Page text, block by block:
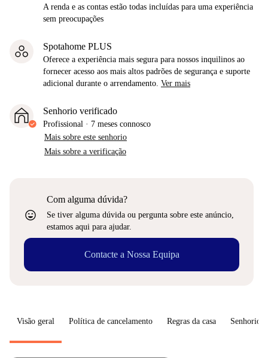
A renda e as contas estão todas incluídas para uma experiência
sem preocupações
Spotahome PLUS
Oferece a experiência mais segura para nossos inquilinos ao
fornecer acesso aos mais altos padrões de segurança e suporte
adicional durante o arrendamento. Ver mais
Senhorio verificado
Profissional · 7 meses connosco
Mais sobre este senhorio
Mais sobre a verificação
sentiment_very_satisfied
Com alguma dúvida?
Se tiver alguma dúvida ou pergunta sobre este anúncio,
estamos aqui para ajudar.
Contacte a Nossa Equipa
Visão geral Política de cancelamento Regras da casa Senhorio